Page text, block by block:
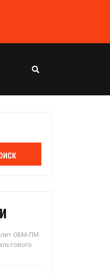
ОБМ-ПМ